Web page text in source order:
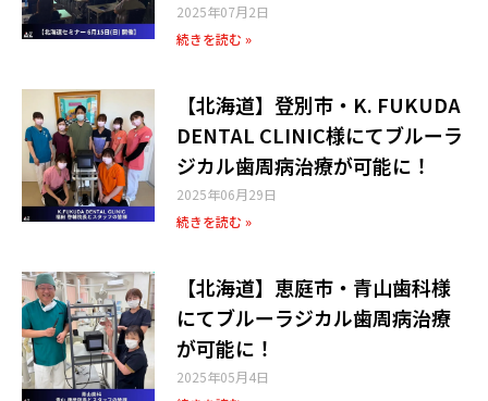
2025年07月2日
続きを読む »
【北海道】登別市・K. FUKUDA
DENTAL CLINIC様​にてブルーラ
ジカル歯周病治療が可能に！
2025年06月29日
続きを読む »
【北海道】恵庭市・青山歯科様​
にてブルーラジカル歯周病治療
が可能に！
2025年05月4日